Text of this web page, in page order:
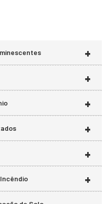
+
+
+
+
+
+